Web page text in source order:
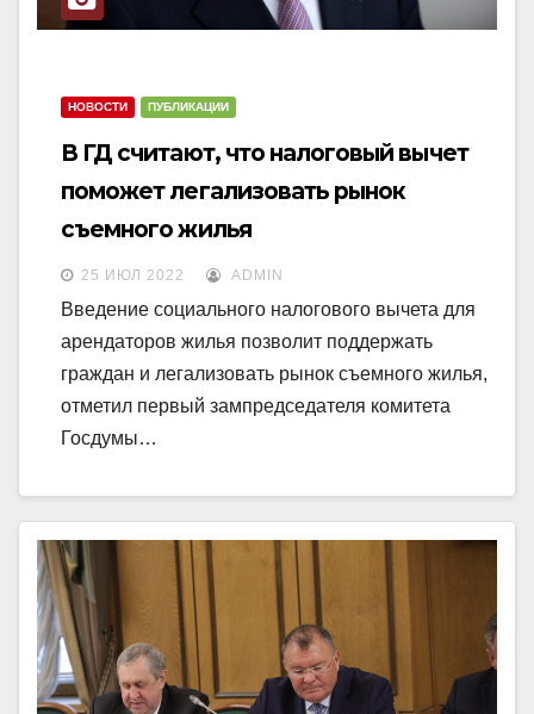
НОВОСТИ ПУБЛИКАЦИИ
В ГД считают, что налоговый вычет
поможет легализовать рынок
съемного жилья
25 ИЮЛ 2022 ADMIN
Введение социального налогового вычета для
арендаторов жилья позволит поддержать
граждан и легализовать рынок съемного жилья,
отметил первый зампредседателя комитета
Госдумы…